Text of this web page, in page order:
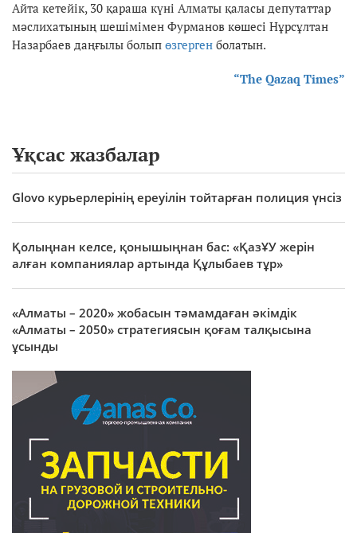
Айта кетейік, 30 қараша күні Алматы қаласы депутаттар
мәслихатының шешімімен Фурманов көшесі Нұрсұлтан
Назарбаев даңғылы болып өзгерген болатын.
“The Qazaq Times”
Ұқсас жазбалар
Glovo курьерлерінің ереуілін тойтарған полиция үнсіз
Қолыңнан келсе, қонышыңнан бас: «ҚазҰУ жерін
алған компаниялар артында Құлыбаев тұр»
«Алматы – 2020» жобасын тәмамдаған әкімдік
«Алматы – 2050» стратегиясын қоғам талқысына
ұсынды